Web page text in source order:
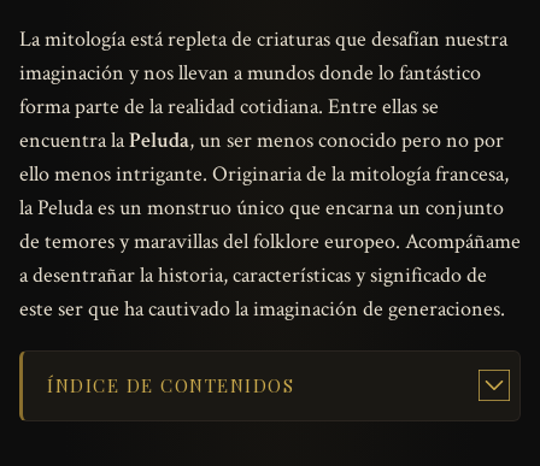
La mitología está repleta de criaturas que desafían nuestra
imaginación y nos llevan a mundos donde lo fantástico
forma parte de la realidad cotidiana. Entre ellas se
encuentra laPeluda, un ser menos conocido pero no por
ello menos intrigante. Originaria de la mitología francesa,
la Peluda es un monstruo único que encarna un conjunto
de temores y maravillas del folklore europeo. Acompáñame
a desentrañar la historia, características y significado de
este ser que ha cautivado la imaginación de generaciones.
ÍNDICE DE CONTENIDOS